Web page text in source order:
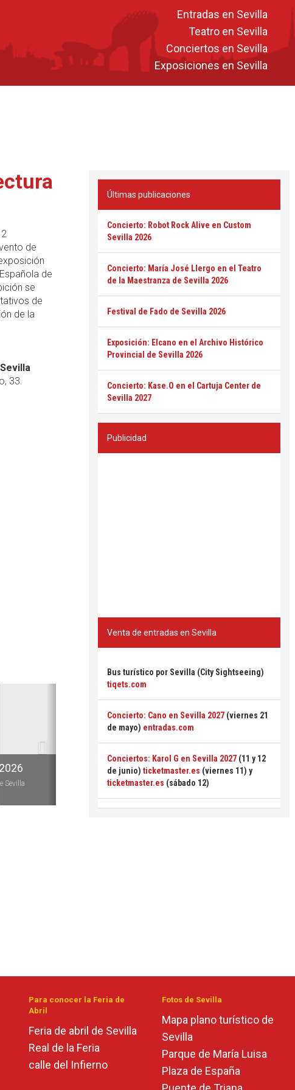
Entradas en Sevilla
Teatro en Sevilla
Conciertos en Sevilla
Exposiciones en Sevilla
de
de
se
de
de la
33.
Sevilla
Últimas publicaciones
Concierto: Robot Rock Alive en Custom
Sevilla 2026
Concierto: María José Llergo en el Teatro
de la Maestranza de Sevilla 2026
Festival de Fado de Sevilla 2026
Exposición: Elcano en el Archivo Histórico
Provincial de Sevilla 2026
Concierto: Kase.O en el Cartuja Center de
Sevilla 2027
Publicidad
Venta de entradas en Sevilla
Bus turístico por Sevilla (City Sightseeing)
tiqets.com
Concierto: Cano en Sevilla 2027 (viernes 21
de mayo) entradas.com
Conciertos: Karol G en Sevilla 2027 (11 y 12
de junio) ticketmaster.es (viernes 11) y
ticketmaster.es (sábado 12)
Para conocer la Feria de
Abril
Feria de abril de Sevilla
Real de la Feria
calle del Infierno
Fotos de Sevilla
Mapa plano turístico de
Sevilla
Parque de María Luisa
Plaza de España